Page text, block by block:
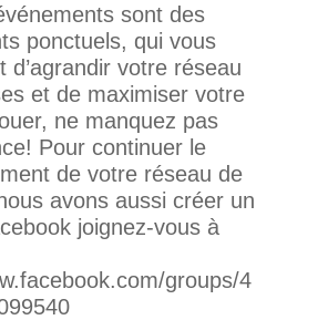
sont des
ponctuels, qui vous
d’agrandir votre réseau
et de maximiser votre
ne manquez pas
Pour continuer le
de votre réseau de
avons aussi créer un
joignez-vous à
groups/4